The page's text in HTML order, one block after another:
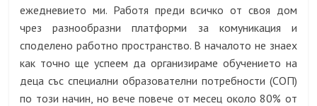
ежедневието ми. Работя преди всичко от своя дом
чрез разнообразни платформи за комуникация и
споделено работно пространство. В началото не знаех
как точно ще успеем да организираме обучението на
деца със специални образователни потребности (СОП)
по този начин, но вече повече от месец около 80% от